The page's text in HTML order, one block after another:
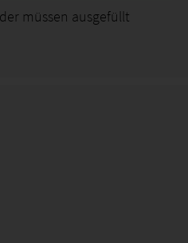
müssen ausgefüllt